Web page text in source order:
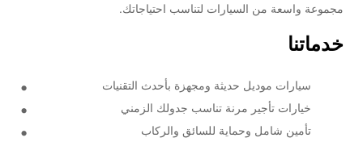
مجموعة واسعة من السيارات لتناسب احتياجاتك.
خدماتنا
سيارات موديل حديثة ومجهزة بأحدث التقنيات
خيارات تأجير مرنة تناسب جدولك الزمني
تأمين شامل وحماية للسائق والركاب